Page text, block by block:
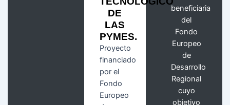
DE
LAS
PYMES.
Proyecto
financiado
por el
Fondo
Europeo
beneficiaria
del
Fondo
Europeo
de
Desarrollo
Regional
cuyo
objetivo